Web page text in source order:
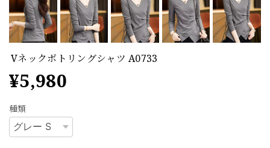
Vネックボトリングシャツ A0733
¥5,980
種類